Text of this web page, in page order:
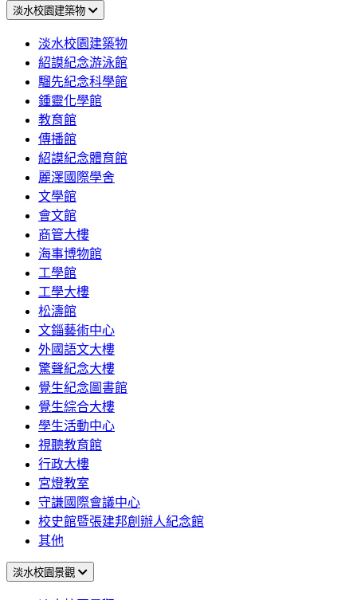
淡水校園建築物
淡水校園建築物
紹謨紀念游泳館
騮先紀念科學館
鍾靈化學館
教育館
傳播館
紹謨紀念體育館
麗澤國際學舍
文學館
會文館
商管大樓
海事博物館
工學館
工學大樓
松濤館
文錙藝術中心
外國語文大樓
驚聲紀念大樓
覺生紀念圖書館
覺生綜合大樓
學生活動中心
視聽教育館
行政大樓
宮燈教室
守謙國際會議中心
校史館暨張建邦創辦人紀念館
其他
淡水校園景觀